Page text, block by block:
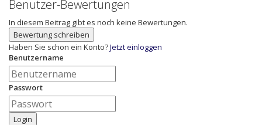
Benutzer-Bewertungen
In diesem Beitrag gibt es noch keine Bewertungen.
Bewertung schreiben
Haben Sie schon ein Konto?Jetzt einloggen
Benutzername
Passwort
Login